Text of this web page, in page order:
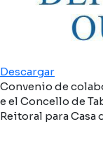
Descargar
Convenio de
e el Concello de
Reitoral para Casa